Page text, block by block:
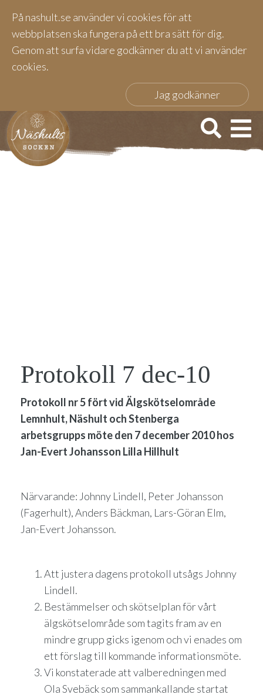
På nashult.se använder vi cookies för att
webbplatsen ska fungera på ett bra sätt för dig.
Genom att surfa vidare godkänner du att vi använder
cookies.
Jag godkänner
Protokoll 7 dec-10
Protokoll nr 5 fört vid Älgskötselområde
Lemnhult, Näshult och Stenberga
arbetsgrupps möte den 7 december 2010 hos
Jan-Evert Johansson Lilla Hillhult
Närvarande: Johnny Lindell, Peter Johansson
(Fagerhult), Anders Bäckman, Lars-Göran Elm,
Jan-Evert Johansson.
Att justera dagens protokoll utsågs Johnny
Lindell.
Bestämmelser och skötselplan för vårt
älgskötselområde som tagits fram av en
mindre grupp gicks igenom och vi enades om
ett förslag till kommande informationsmöte.
Vi konstaterade att valberedningen med
Ola Svebäck som sammankallande startat